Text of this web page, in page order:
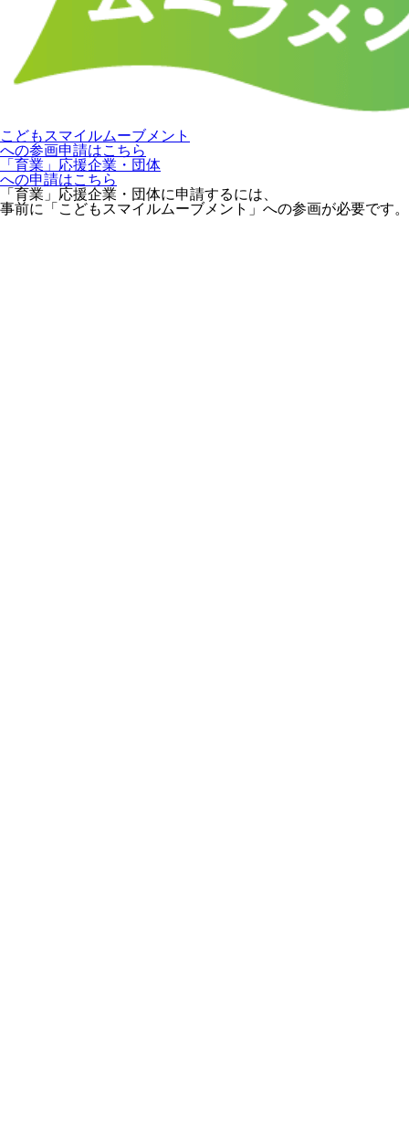
こどもスマイルムーブメント
への参画申請はこちら
「育業」応援企業・団体
への申請はこちら
「育業」応援企業・団体に申請するには、
事前に「こどもスマイルムーブメント」への参画が必要です。